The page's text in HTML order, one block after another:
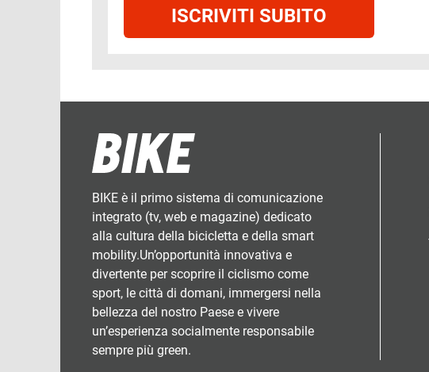
ISCRIVITI SUBITO
BIKE è il primo sistema di comunicazione
integrato (tv, web e magazine) dedicato
alla cultura della bicicletta e della smart
mobility.Un’opportunità innovativa e
divertente per scoprire il ciclismo come
sport, le città di domani, immergersi nella
bellezza del nostro Paese e vivere
un’esperienza socialmente responsabile
sempre più green.